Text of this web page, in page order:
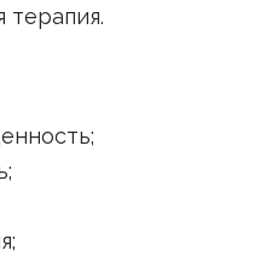
терапия.
;
;
;